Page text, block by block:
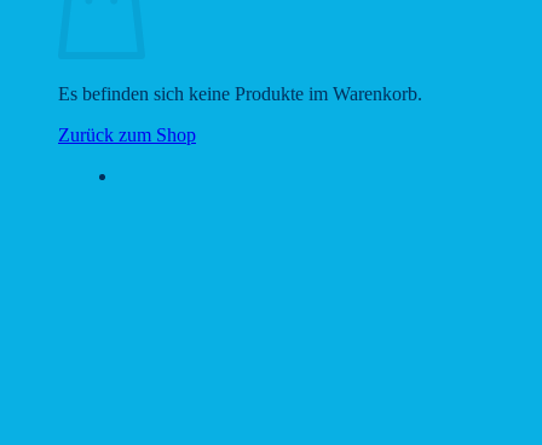
Es befinden sich keine Produkte im Warenkorb.
Zurück zum Shop